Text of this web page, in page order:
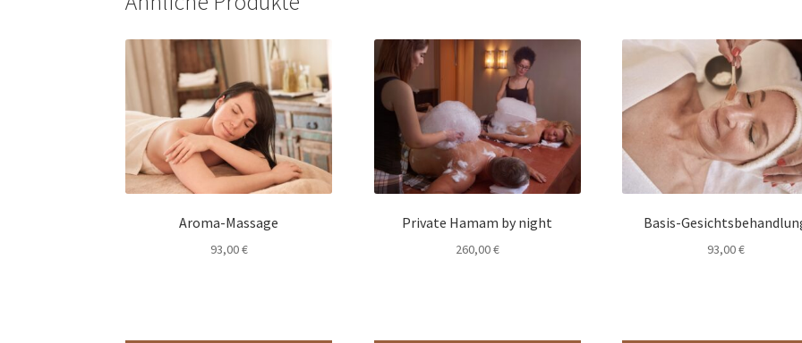
Aroma-Massage
93,00€
Private Hamam by night
260,00€
Basis-
93,00€